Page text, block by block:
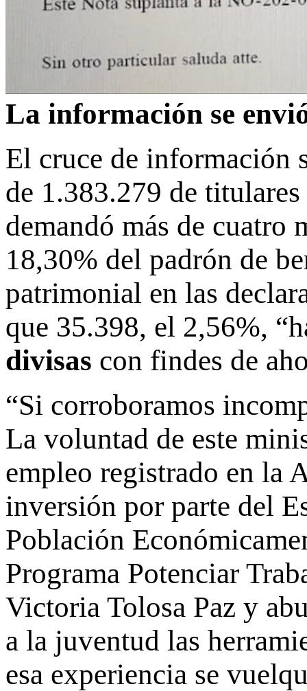
La información se
El cruce de información
de 1.383.279 de
demandó más de cuatro
18,30% del padrón de
patrimonial en las
que 35.398, el 2,56%,
divisas con findes de
“Si corroboramos
La voluntad de este
empleo registrado en la
inversión por parte del
Población
Programa Potenciar
Victoria Tolosa Paz y
a la juventud las
esa experiencia se